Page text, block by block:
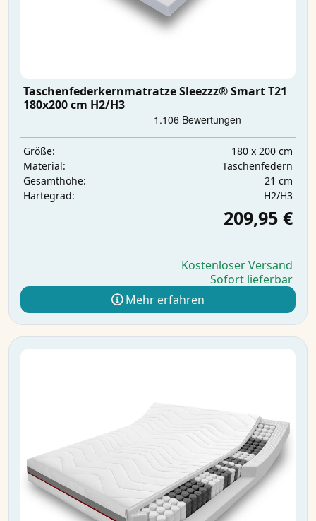
Taschenfederkernmatratze Sleezzz® Smart T21
180x200 cm H2/H3
Größe:
180 x 200 cm
Material:
Taschenfedern
Gesamthöhe:
21 cm
Härtegrad:
H2/H3
209,95 €
Kostenloser Versand
Sofort lieferbar
Mehr erfahren